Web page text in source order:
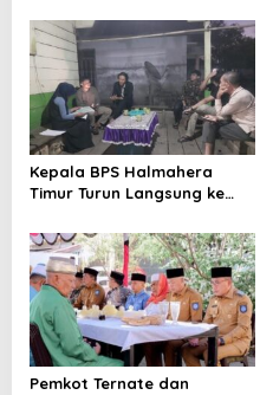
Berlangsung
Kepala BPS Halmahera
Timur Turun Langsung ke
Pendataan Sensus Ekonomi
2026
Pemkot Ternate dan